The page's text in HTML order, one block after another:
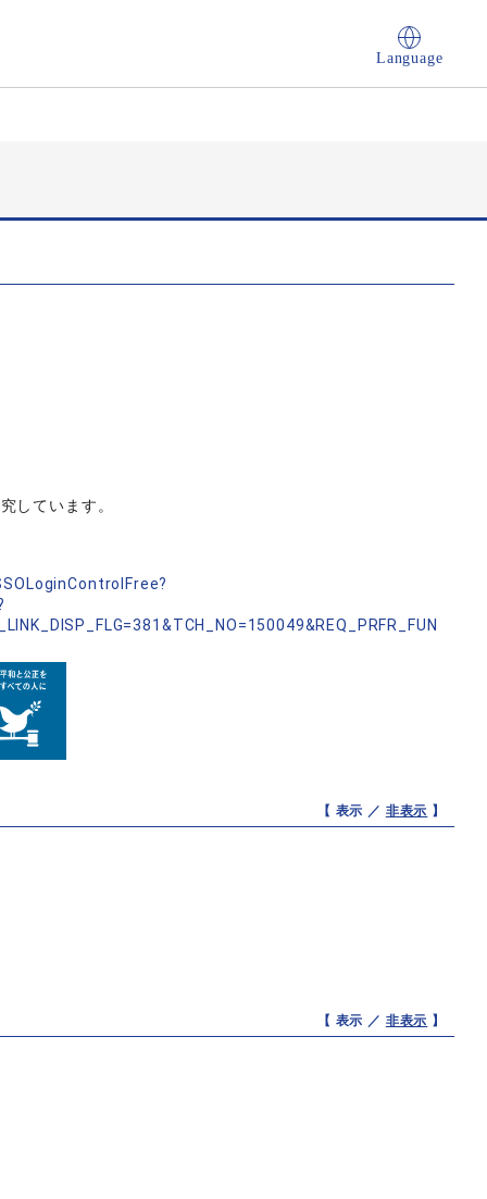
Language
しています。
【 表示 ／ 非表示 】
【 表示 ／ 非表示 】